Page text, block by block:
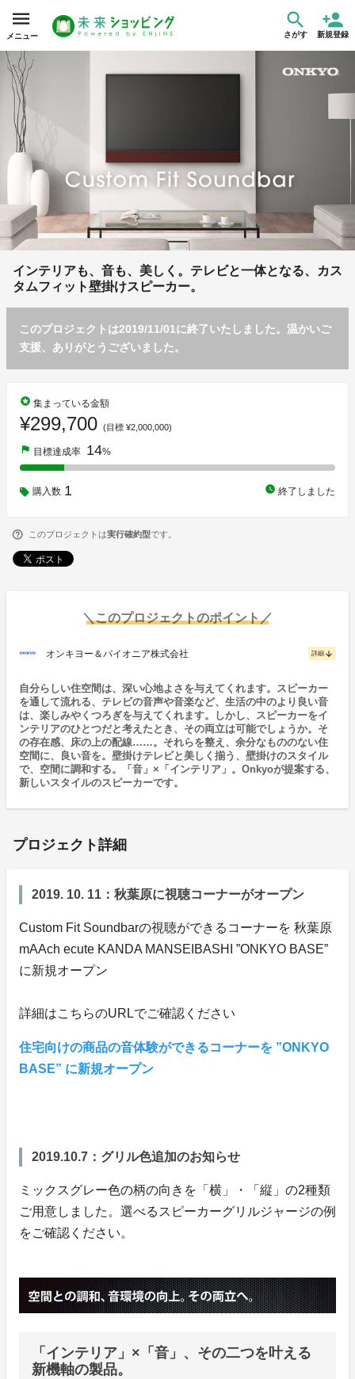
メニュー さがす 新規登録
インテリアも、音も、美しく。テレビと一体となる、カス
タムフィット壁掛けスピーカー。
このプロジェクトは2019/11/01に終了いたしました。温かいご
支援、ありがとうございました。
stars 集まっている金額
¥299,700 (目標 ¥2,000,000)
flag 目標達成率 14%
購入数 1 watch_later 終了しました
このプロジェクトは実行確約型です。
＼このプロジェクトのポイント／
オンキヨー＆パイオニア株式会社 詳細 arrow_downward
自分らしい住空間は、深い心地よさを与えてくれます。スピーカー
を通して流れる、テレビの音声や音楽など、生活の中のより良い音
は、楽しみやくつろぎを与えてくれます。しかし、スピーカーをイ
ンテリアのひとつだと考えたとき、その両立は可能でしょうか。そ
の存在感、床の上の配線……。それらを整え、余分なもののない住
空間に、良い音を。壁掛けテレビと美しく揃う、壁掛けのスタイル
で、空間に調和する。「音」×「インテリア」。Onkyoが提案する、
新しいスタイルのスピーカーです。
プロジェクト詳細
2019. 10. 11：秋葉原に視聴コーナーがオープン
Custom Fit Soundbarの視聴ができるコーナーを 秋葉原
mAAch ecute KANDA MANSEIBASHI ”ONKYO BASE”
に新規オープン
詳細はこちらのURLでご確認ください
住宅向けの商品の音体験ができるコーナーを ”ONKYO
BASE” に新規オープン
2019.10.7：グリル色追加のお知らせ
ミックスグレー色の柄の向きを「横」・「縦」の2種類
ご用意しました。選べるスピーカーグリルジャージの例
をご確認ください。
「インテリア」×「音」、その二つを叶える
新機軸の製品。